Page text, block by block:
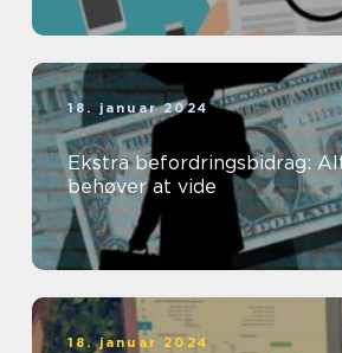
18. januar 2024
Ekstra befordringsbidrag:
behøver at vide
18. januar 2024